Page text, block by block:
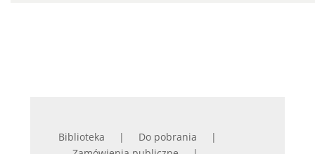
Biblioteka
Do pobrania